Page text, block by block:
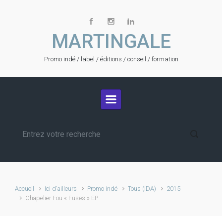
MARTINGALE
Promo indé / label / éditions / conseil / formation
Accueil Ici d'ailleurs Promo indé Tous (IDA)
2015
Chapelier Fou « Fuses » EP